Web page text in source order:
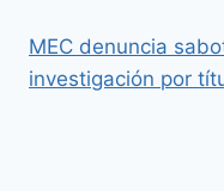
MEC denuncia
investigación por